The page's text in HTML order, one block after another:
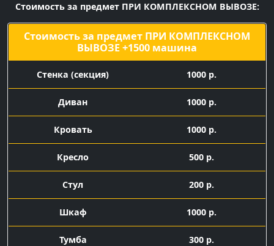
Стоимость за предмет ПРИ КОМПЛЕКСНОМ ВЫВОЗЕ:
Стоимость за предмет ПРИ КОМПЛЕКСНОМ
ВЫВОЗЕ +1500 машина
Cтенка (секция) 1000 р.
Диван 1000 р.
Кровать 1000 р.
Кресло 500 р.
Стул 200 р.
Шкаф 1000 р.
Тумба 300 р.